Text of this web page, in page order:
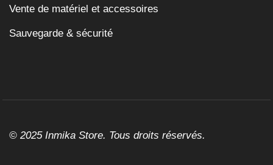
Vente de matériel et accessoires
Sauvegarde & sécurité
© 2025 Inmika Store. Tous droits réservés.